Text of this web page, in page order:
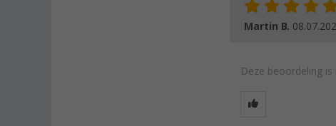
Martin B.
Deze beoordeling